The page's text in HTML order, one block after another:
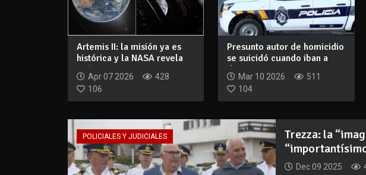
Artemis II: la misión ya es
histórica y la NASA revela
imáge...
Apr 07 2026
428
106
Presunto autor de homicidio
se suicidó cuando iban a
detener...
Mar 10 2026
511
104
POLICIALES Y JUDICIALES
Trezza: la
Dec 09 2025